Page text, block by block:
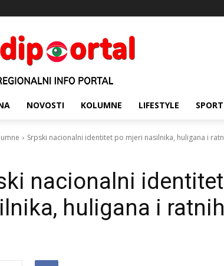
NOVOSTI KOLUMNE LIFESTYLE SPORT
Srpski nacionalni identitet po mjeri nasilnika, huligana i
nacionalni
huligana i